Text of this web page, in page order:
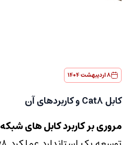
8 اردیبهشت 1404
کابل Cat8 و کاربردهای آن
مروری بر کاربرد کابل های شبکه Cat8